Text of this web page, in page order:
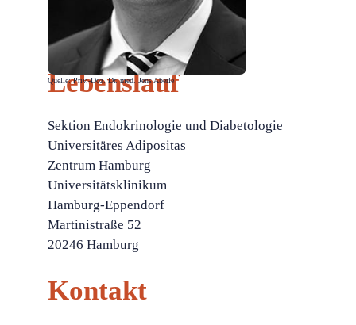
Quelle: Priv.-Doz. Dr. med. Jens Aberle
Lebenslauf
Sektion Endokrinologie und Diabetologie
Universitäres Adipositas
Zentrum Hamburg
Universitätsklinikum
Hamburg-Eppendorf
Martinistraße 52
20246 Hamburg
Kontakt